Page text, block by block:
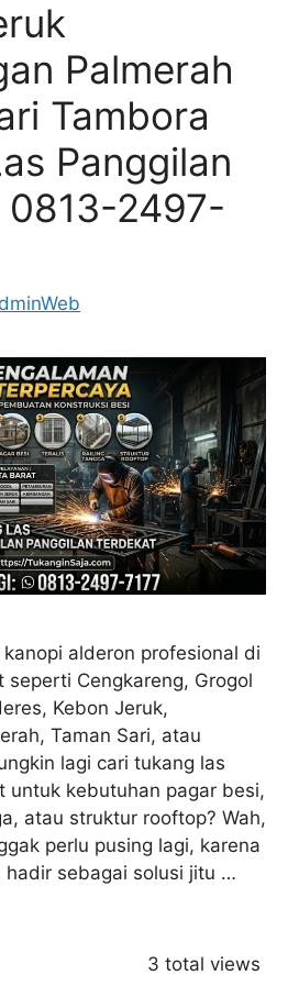
Palmerah
Tambora
Panggilan
0813-2497-
alderon profesional di
seperti Cengkareng, Grogol
Kebon Jeruk,
Taman Sari, atau
lagi cari tukang las
untuk kebutuhan pagar besi,
atau struktur rooftop? Wah,
perlu pusing lagi, karena
hadir sebagai solusi jitu …
3 total views